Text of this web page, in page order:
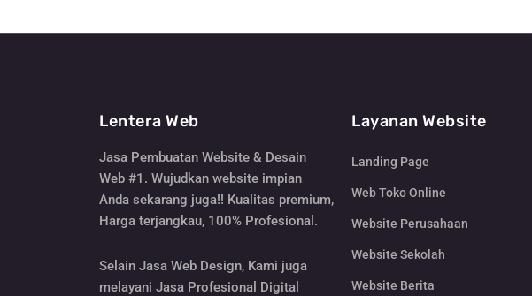
Lentera Web
Jasa Pembuatan Website & Desain
Web #1. Wujudkan website impian
Anda sekarang juga!! Kualitas premium,
Harga terjangkau, 100% Profesional.
Selain Jasa Web Design, Kami juga
melayani Jasa Profesional Digital
Layanan Website
Landing Page
Web Toko Online
Website Perusahaan
Website Sekolah
Website Berita